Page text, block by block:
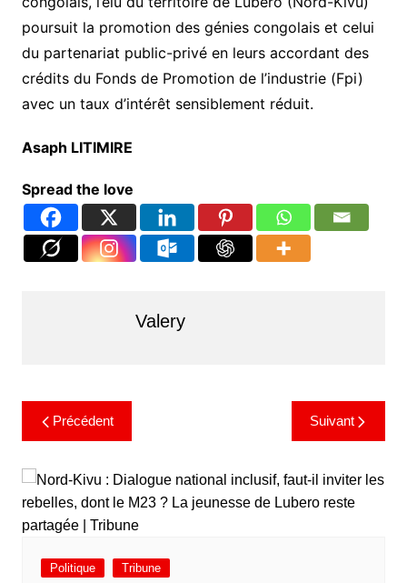
poursuit la promotion des génies congolais et celui
du partenariat public-privé en leurs accordant des
crédits du Fonds de Promotion de l’industrie (Fpi)
avec un taux d’intérêt sensiblement réduit.
Asaph LITIMIRE
Spread the love
Valery
Précédent Suivant
Politique Tribune